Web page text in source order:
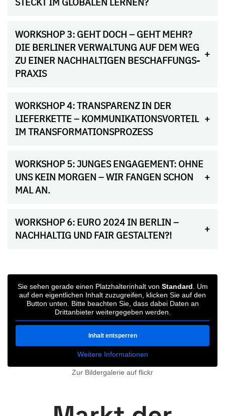
STECKT IM GLOBALEN LERNEN?
WORKSHOP 3: GEHT DOCH – GEHT MEHR?
DIE BERLINER VERWALTUNG AUF DEM WEG
ZU EINER NACHHALTIGEN BESCHAFFUNGS-
PRAXIS
WORKSHOP 4: TRANSPARENZ IN DER
LIEFERKETTE – KOMMUNIKATIONSVORTEIL
IM TRANSFORMATIONSPROZESS
WORKSHOP 5: JUNGES ENGAGEMENT: OHNE
UNS KEIN MORGEN – WIR FANGEN SCHON
MAL AN.
WORKSHOP 6: EURO 2024 IN BERLIN –
NACHHALTIG UND FAIR GESTALTEN?!
Sie sehen gerade einen Platzhalterinhalt von Standard . Um
auf den eigentlichen Inhalt zuzugreifen, klicken Sie auf den
Button unten. Bitte beachten Sie, dass dabei Daten an
Drittanbieter weitergegeben werden.
Inhalt entsperren
Weitere Informationen
Zur Bildergalerie auf flickr